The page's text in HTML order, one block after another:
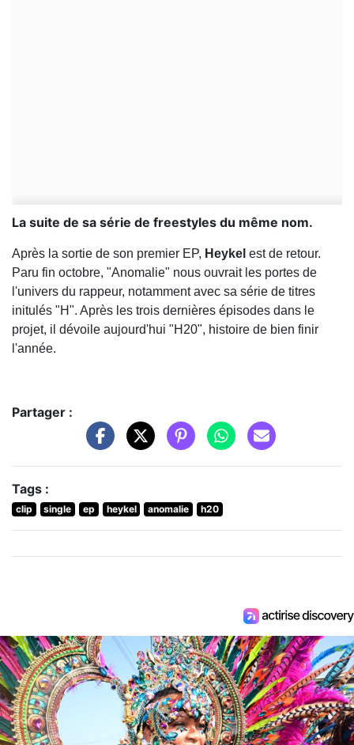
La suite de sa série de freestyles du même nom.
Après la sortie de son premier EP, Heykel est de retour.
Paru fin octobre, "Anomalie" nous ouvrait les portes de
l'univers du rappeur, notamment avec sa série de titres
initulés "H". Après les trois dernières épisodes dans le
projet, il dévoile aujourd'hui "H20", histoire de bien finir
l'année.
Partager :
Tags :
clip single ep heykel anomalie h20